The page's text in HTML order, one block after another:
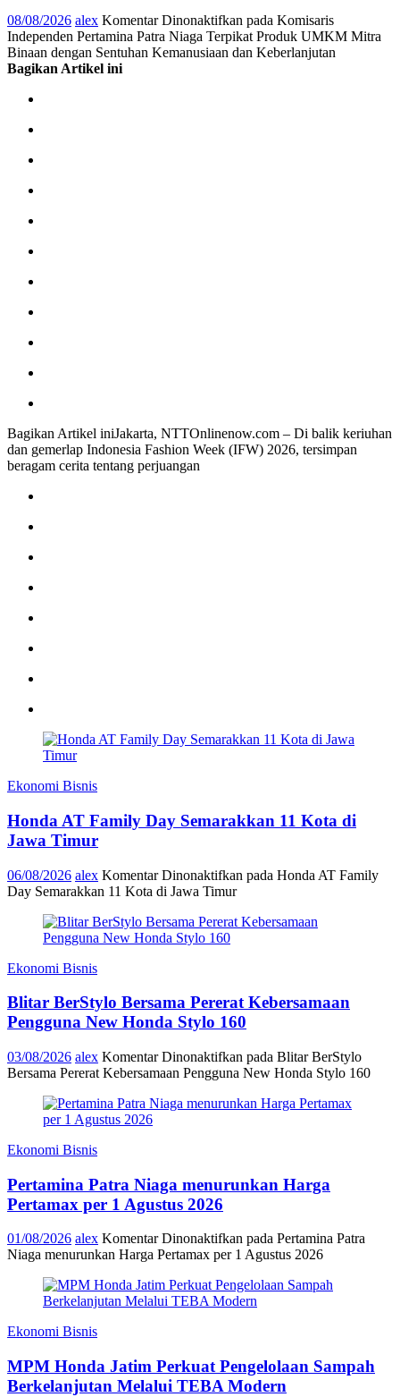
08/08/2026 alex Komentar Dinonaktifkan pada Komisaris
Independen Pertamina Patra Niaga Terpikat Produk UMKM Mitra
Binaan dengan Sentuhan Kemanusiaan dan Keberlanjutan
Bagikan Artikel ini
Bagikan Artikel iniJakarta, NTTOnlinenow.com – Di balik keriuhan
dan gemerlap Indonesia Fashion Week (IFW) 2026, tersimpan
beragam cerita tentang perjuangan
Ekonomi Bisnis
Honda AT Family Day Semarakkan 11 Kota di
Jawa Timur
06/08/2026 alex Komentar Dinonaktifkan pada Honda AT Family
Day Semarakkan 11 Kota di Jawa Timur
Ekonomi Bisnis
Blitar BerStylo Bersama Pererat Kebersamaan
Pengguna New Honda Stylo 160
03/08/2026 alex Komentar Dinonaktifkan pada Blitar BerStylo
Bersama Pererat Kebersamaan Pengguna New Honda Stylo 160
Ekonomi Bisnis
Pertamina Patra Niaga menurunkan Harga
Pertamax per 1 Agustus 2026
01/08/2026 alex Komentar Dinonaktifkan pada Pertamina Patra
Niaga menurunkan Harga Pertamax per 1 Agustus 2026
Ekonomi Bisnis
MPM Honda Jatim Perkuat Pengelolaan Sampah
Berkelanjutan Melalui TEBA Modern